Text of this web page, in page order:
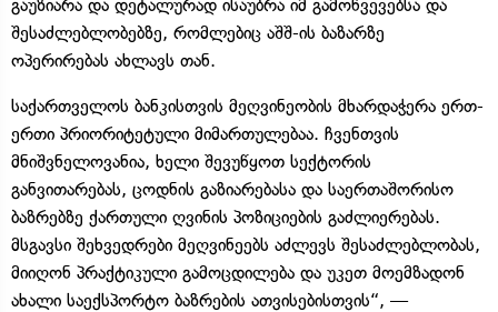
გაუზიარა და დეტალურად ისაუბრა იმ გამოწვევებსა და
შესაძლებლობებზე, რომლებიც აშშ-ის ბაზარზე
ოპერირებას ახლავს თან.
საქართველოს ბანკისთვის მეღვინეობის მხარდაჭერა ერთ-
ერთი პრიორიტეტული მიმართულებაა. ჩვენთვის
მნიშვნელოვანია, ხელი შევუწყოთ სექტორის
განვითარებას, ცოდნის გაზიარებასა და საერთაშორისო
ბაზრებზე ქართული ღვინის პოზიციების გაძლიერებას.
მსგავსი შეხვედრები მეღვინეებს აძლევს შესაძლებლობას,
მიიღონ პრაქტიკული გამოცდილება და უკეთ მოემზადონ
ახალი საექსპორტო ბაზრების ათვისებისთვის“, —